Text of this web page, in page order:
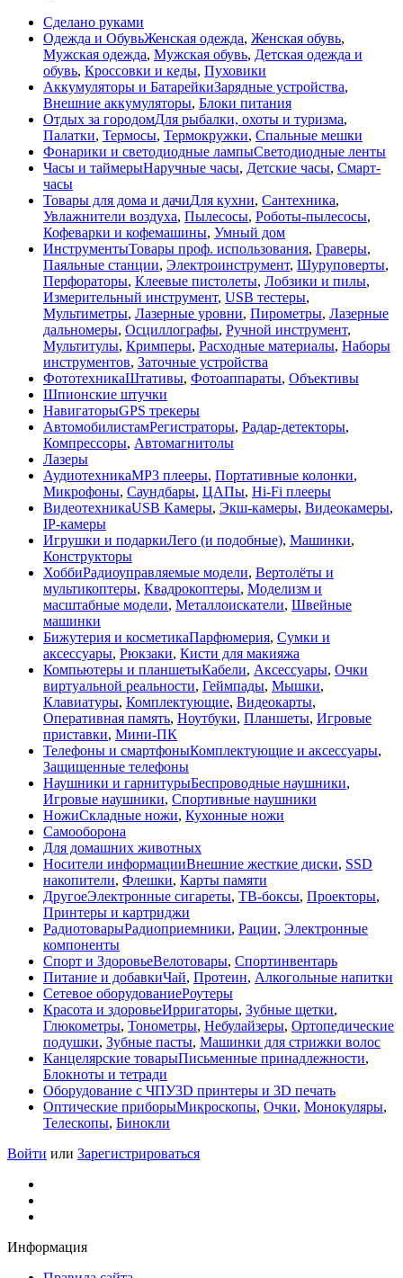
Сделано руками
Одежда и ОбувьЖенская одежда, Женская обувь,
Мужская одежда, Мужская обувь, Детская одежда и
обувь, Кроссовки и кеды, Пуховики
Аккумуляторы и БатарейкиЗарядные устройства,
Внешние аккумуляторы, Блоки питания
Отдых за городомДля рыбалки, охоты и туризма,
Палатки, Термосы, Термокружки, Спальные мешки
Фонарики и светодиодные лампыСветодиодные ленты
Часы и таймерыНаручные часы, Детские часы, Смарт-
часы
Товары для дома и дачиДля кухни, Сантехника,
Увлажнители воздуха, Пылесосы, Роботы-пылесосы,
Кофеварки и кофемашины, Умный дом
ИнструментыТовары проф. использования, Граверы,
Паяльные станции, Электроинструмент, Шуруповерты,
Перфораторы, Клеевые пистолеты, Лобзики и пилы,
Измерительный инструмент, USB тестеры,
Мультиметры, Лазерные уровни, Пирометры, Лазерные
дальномеры, Осциллографы, Ручной инструмент,
Мультитулы, Кримперы, Расходные материалы, Наборы
инструментов, Заточные устройства
ФототехникаШтативы, Фотоаппараты, Объективы
Шпионские штучки
НавигаторыGPS трекеры
АвтомобилистамРегистраторы, Радар-детекторы,
Компрессоры, Автомагнитолы
Лазеры
АудиотехникаMP3 плееры, Портативные колонки,
Микрофоны, Саундбары, ЦАПы, Hi-Fi плееры
ВидеотехникаUSB Камеры, Экш-камеры, Видеокамеры,
IP-камеры
Игрушки и подаркиЛего (и подобные), Машинки,
Конструкторы
ХоббиРадиоуправляемые модели, Вертолёты и
мультикоптеры, Квадрокоптеры, Моделизм и
масштабные модели, Металлоискатели, Швейные
машинки
Бижутерия и косметикаПарфюмерия, Сумки и
аксессуары, Рюкзаки, Кисти для макияжа
Компьютеры и планшетыКабели, Аксессуары, Очки
виртуальной реальности, Геймпады, Мышки,
Клавиатуры, Комплектующие, Видеокарты,
Оперативная память, Ноутбуки, Планшеты, Игровые
приставки, Мини-ПК
Телефоны и смартфоныКомплектующие и аксессуары,
Защищенные телефоны
Наушники и гарнитурыБеспроводные наушники,
Игровые наушники, Спортивные наушники
НожиСкладные ножи, Кухонные ножи
Самооборона
Для домашних животных
Носители информацииВнешние жесткие диски, SSD
накопители, Флешки, Карты памяти
ДругоеЭлектронные сигареты, ТВ-боксы, Проекторы,
Принтеры и картриджи
РадиотоварыРадиоприемники, Рации, Электронные
компоненты
Спорт и ЗдоровьеВелотовары, Спортинвентарь
Питание и добавкиЧай, Протеин, Алкогольные напитки
Сетевое оборудованиеРоутеры
Красота и здоровьеИрригаторы, Зубные щетки,
Глюкометры, Тонометры, Небулайзеры, Ортопедические
подушки, Зубные пасты, Машинки для стрижки волос
Канцелярские товарыПисьменные принадлежности,
Блокноты и тетради
Оборудование с ЧПУ3D принтеры и 3D печать
Оптические приборыМикроскопы, Очки, Монокуляры,
Телескопы, Бинокли
Войти или Зарегистрироваться
Информация